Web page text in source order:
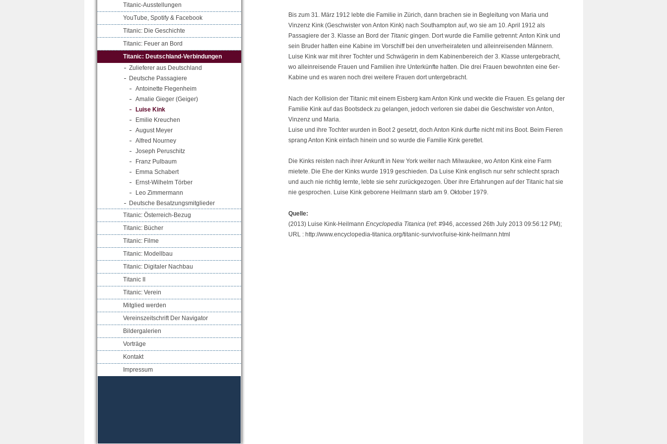
Titanic-Ausstellungen
YouTube, Spotify & Facebook
Titanic: Die Geschichte
Titanic: Feuer an Bord
Titanic: Deutschland-Verbindungen
Zulieferer aus Deutschland
Deutsche Passagiere
Antoinette Flegenheim
Amalie Gieger (Geiger)
Luise Kink
Emilie Kreuchen
August Meyer
Alfred Nourney
Joseph Peruschitz
Franz Pulbaum
Emma Schabert
Ernst-Wilhelm Törber
Leo Zimmermann
Deutsche Besatzungsmitglieder
Titanic: Österreich-Bezug
Titanic: Bücher
Titanic: Filme
Titanic: Modellbau
Titanic: Digitaler Nachbau
Titanic II
Titanic: Verein
Mitglied werden
Vereinszeitschrift Der Navigator
Bildergalerien
Vorträge
Kontakt
Impressum
Bis zum 31. März 1912 lebte die Familie in Zürich, dann brachen sie in Begleitung von Maria und
Vinzenz Kink (Geschwister von Anton Kink) nach Southampton auf, wo sie am 10. April 1912 als
Passagiere der 3. Klasse an Bord der Titanicgingen. Dort wurde die Familie getrennt: Anton Kink und
sein Bruder hatten eine Kabine im Vorschiff bei den unverheirateten und alleinreisenden Männern.
Luise Kink war mit ihrer Tochter und Schwägerin in dem Kabinenbereich der 3. Klasse untergebracht,
wo alleinreisende Frauen und Familien ihre Unterkünfte hatten. Die drei Frauen bewohnten eine 6er-
Kabine und es waren noch drei weitere Frauen dort untergebracht.
Nach der Kollision der Titanic mit einem Eisberg kam Anton Kink und weckte die Frauen. Es gelang der
Familie Kink auf das Bootsdeck zu gelangen, jedoch verloren sie dabei die Geschwister von Anton,
Vinzenz und Maria.
Luise und ihre Tochter wurden in Boot 2 gesetzt, doch Anton Kink durfte nicht mit ins Boot. Beim Fieren
sprang Anton Kink einfach hinein und so wurde die Familie Kink gerettet.
Die Kinks reisten nach ihrer Ankunft in New York weiter nach Milwaukee, wo Anton Kink eine Farm
mietete. Die Ehe der Kinks wurde 1919 geschieden. Da Luise Kink englisch nur sehr schlecht sprach
und auch nie richtig lernte, lebte sie sehr zurückgezogen. Über ihre Erfahrungen auf der Titanic hat sie
nie gesprochen. Luise Kink geborene Heilmann starb am 9. Oktober 1979.
Quelle:
(2013) Luise Kink-Heilmann Encyclopedia Titanica(ref: #946, accessed 26th July 2013 09:56:12 PM);
URL : http://www.encyclopedia-titanica.org/titanic-survivor/luise-kink-heilmann.html